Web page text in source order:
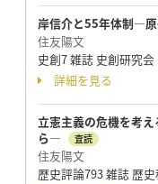
岸信介と55年体制―
住友陽文
史創7 雑誌 史創研究
詳細を見る
立憲主義の危機を考
ら―
査読
住友陽文
歴史評論793 雑誌 歴